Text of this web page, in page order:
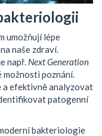
umožňují lépe
naše zdraví.
např. Next Generation
možnosti poznání.
a efektivně analyzovat
patogenní
bakteriologie